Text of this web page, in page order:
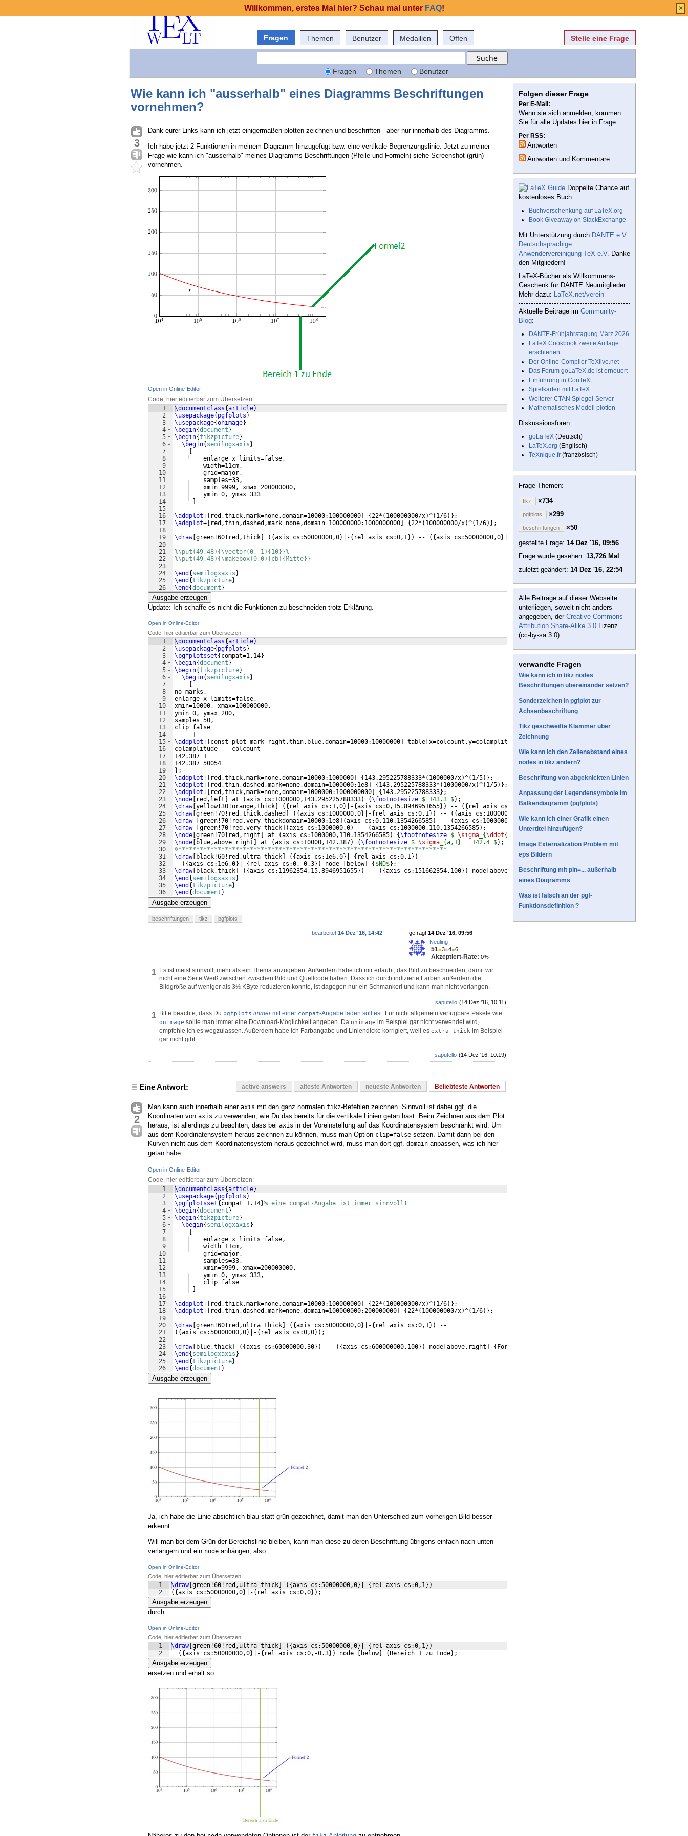
Fragen Themen Benutzer Medaillen Offen Stelle eine Frage
Fragen Themen Benutzer
Wie kann ich "ausserhalb" eines Diagramms Beschriftungen
vornehmen?
3
Dank eurer Links kann ich jetzt einigermaßen plotten zeichnen und beschriften - aber nur innerhalb des Diagramms.
Ich habe jetzt 2 Funktionen in meinem Diagramm hinzugefügt bzw. eine vertikale Begrenzungslinie. Jetzt zu meiner
Frage wie kann ich "ausserhalb" meines Diagramms Beschriftungen (Pfeile und Formeln) siehe Screenshot (grün)
vornehmen.
Open in Online-Editor
Code, hier editierbar zum Übersetzen:
1
2
3
4
5
6
7
8
9
10
11
12
13
14
15
16
17
18
19
20
21
22
23
24
25
26
\documentclass{article}
\usepackage{ pgfplots }
\usepackage{onimage}
\begin{document }
\begin{tikzpicture}
\begin{ semilogxaxis }
    enlarge x limits=false,
    width=11cm,
    grid=major,
    samples=33,
    xmin=9999, xmax=200000000,
    ymin=0, ymax=333
\addplot+ red,thick,mark=none,domain=10000:100000000 {22* ( 100000000/x)^( 1/6)} ;
\addplot+ red,thin,dashed,mark=none,domain=100000000:1000000000 {22* ( 100000000/x)^( 1/6)} ;
\draw[ green!60!red,thick ({axis cs:50000000,0} |-{ rel axis cs:0,1}) -- ({axis cs:50000000,0}
%\put(49,48){\vector(0,-1){10}}%
%\put(49,48){\makebox(0,0)[cb]{Mitte}}
\end { semilogxaxis }
\end {tikzpicture}
\end {document }
Ausgabe erzeugen
Update: Ich schaffe es nicht die Funktionen zu beschneiden trotz Erklärung.
Open in Online-Editor
Code, hier editierbar zum Übersetzen:
1
2
3
4
5
6
7
8
9
10
11
12
13
14
15
16
17
18
19
20
21
22
23
24
25
26
27
28
29
30
31
32
33
34
35
36
\documentclass{article}
\usepackage{ pgfplots }
\pgfplotsset{ compat=1.14}
\begin{document }
\begin{tikzpicture}
\begin{ semilogxaxis }
no marks,
enlarge x limits=false,
xmin=10000, xmax=100000000,
ymin=0, ymax=200,
samples=50,
clip=false
\addplot+ const plot mark right,thin,blue,domain=10000:10000000 table x=colcount,y=colamplitude
colamplitude    colcount
142.387 1
142.387 50054
} ;
\addplot+ red,thick,mark=none,domain=10000:1000000 { 143.295225788333* ( 1000000/x)^( 1/5)} ;
\addplot+ red,thin,dashed,mark=none,domain=1000000:1e8 { 143.295225788333* ( 1000000/x)^( 1/5)} ;
\addplot+ red,thick,mark=none,domain=1000000:1000000000 { 143.295225788333} ;
\node
red,left at (axis cs:1000000,143.295225788333) {\footnotesize $ 143.3 $} ;
\draw[ yellow!30!orange,thick ({ rel axis cs:1,0} |-{axis cs:0,15.8946951655}) -- ({ rel axis cs:0,0}|-{axis cs:0,15.8946951655
\draw[ green!70!red,thick,dashed ({axis cs:1000000,0} |-{ rel axis cs:0,1}) -- ({axis cs:1000000,0
\draw
green!70!red,very thickdomain=10000:1e8 (axis cs:0,110.1354266585) -- (axis cs:1000000,110.1354266585);
\draw
green!70!red,very thick (axis cs:1000000,0) -- (axis cs:1000000,110.1354266585) ;
\node green!70!red,right at (axis cs:1000000,110.1354266585) {\footnotesize $ \sigma _{\ddot{a}qu} = 110.1 $
\node
blue,above right at (axis cs:10000,142.387) {\footnotesize $ \sigma _{a,1} = 142.4 $} ;
%***************************************************************************
\draw[ black!60!red,ultra thick ({axis cs:1e6,0} |-{ rel axis cs:0,1})
--
({axis cs:1e6,0} |-{ rel axis cs:0,-0.3}) node below] { $ND$} ;
\draw[ black,thick ({axis cs:11962354,15.8946951655}) -- ({axis cs:151662354,100}) node above,right] {$\frac{$ \sigma_{WK}$}{jd}$
\end { semilogxaxis }
\end {tikzpicture}
\end {document }
Ausgabe erzeugen
beschriftungen tikz pgfplots
gefragt 14 Dez '16, 09:56
Neuling
51●3●4●6
Akzeptiert-Rate: 0%
bearbeitet 14 Dez '16, 14:42
1
Es ist meist sinnvoll, mehr als ein Thema anzugeben. Außerdem habe ich mir erlaubt, das Bild zu beschneiden, damit wir
nicht eine Seite Weiß zwischen zwischen Bild und Quellcode haben. Dass ich durch indizierte Farben außerdem die
Bildgröße auf weniger als 3½ KByte reduzieren konnte, ist dagegen nur ein Schmankerl und kann man nicht verlangen.
(14 Dez '16, 10:11)
saputello
1 Bitte beachte, dass Du pgfplots immermit einer compat-Angabe laden solltest. Für nicht allgemein verfügbare Pakete wie
onimage sollte man immer eine Download-Möglichkeit angeben. Da onimage im Beispiel gar nicht verwendet wird,
empfehle ich es wegzulassen. Außerdem habe ich Farbangabe und Liniendicke korrigiert, weil es extra thick im Beispiel
gar nicht gibt.
(14 Dez '16, 10:19)
saputello
Eine Antwort: active answers älteste Antworten neueste Antworten Beliebteste Antworten
2
Man kann auch innerhalb einer axis mit den ganz normalen tikz-Befehlen zeichnen. Sinnvoll ist dabei ggf. die
Koordinaten von axis zu verwenden, wie Du das bereits für die vertikale Linien getan hast. Beim Zeichnen aus dem Plot
heraus, ist allerdings zu beachten, dass bei axis in der Voreinstellung auf das Koordinatensystem beschränkt wird. Um
aus dem Koordinatensystem heraus zeichnen zu können, muss man Option clip=false setzen. Damit dann bei den
Kurven nicht aus dem Koordinatensystem heraus gezeichnet wird, muss man dort ggf. domain anpassen, was ich hier
getan habe:
Open in Online-Editor
Code, hier editierbar zum Übersetzen:
1
2
3
4
5
6
7
8
9
10
11
12
13
14
15
16
17
18
19
20
21
22
23
24
25
26
\documentclass{article}
\usepackage{ pgfplots }
\pgfplotsset{ compat=1.14}% eine compat-Angabe ist immer sinnvoll!
\begin{document }
\begin{tikzpicture}
\begin{ semilogxaxis }
    enlarge x limits=false,
    width=11cm,
    grid=major,
    samples=33,
    xmin=9999, xmax=200000000,
    ymin=0, ymax=333,
    clip=false
\addplot+ red,thick,mark=none,domain=10000:100000000 {22* ( 100000000/x)^( 1/6)} ;
\addplot+ red,thin,dashed,mark=none,domain=100000000:200000000 {22* ( 100000000/x)^( 1/6)} ;
\draw[ green!60!red,ultra thick ({axis cs:50000000,0} |-{ rel axis cs:0,1})
--
({axis cs:50000000,0} |-{ rel axis cs:0,0}) ;
\draw[ blue,thick ({axis cs:60000000,30}) -- ({axis cs:600000000,100}) node above,right { Formel 2
\end { semilogxaxis }
\end {tikzpicture}
\end {document }
Ausgabe erzeugen
Ja, ich habe die Linie absichtlich blau statt grün gezeichnet, damit man den Unterschied zum vorherigen Bild besser
erkennt.
Will man bei dem Grün der Bereichslinie bleiben, kann man diese zu deren Beschriftung übrigens einfach nach unten
verlängern und ein node anhängen, also
Open in Online-Editor
Code, hier editierbar zum Übersetzen:
1
2
\draw[ green!60!red,ultra thick ({axis cs:50000000,0} |-{ rel axis cs:0,1})
--
({axis cs:50000000,0} |-{ rel axis cs:0,0}) ;
Ausgabe erzeugen
durch
Open in Online-Editor
Code, hier editierbar zum Übersetzen:
1
2
\draw[ green!60!red,ultra thick ({axis cs:50000000,0} |-{ rel axis cs:0,1})
--
({axis cs:50000000,0} |-{ rel axis cs:0,-0.3}) node below] { Bereich 1 zu Ende} ;
Ausgabe erzeugen
ersetzen und erhält so:
Folgen dieser Frage
Per E-Mail:
Wenn sie sich anmelden, kommen
Sie für alle Updates hier in Frage
Per RSS:
Antworten
Antworten und Kommentare
Doppelte Chance auf
kostenloses Buch:
Buchverschenkung auf LaTeX.org
Book Giveaway on StackExchange
Mit Unterstützung durch DANTE e.V.:
Deutschsprachige
Anwendervereinigung TeX e.V. Danke
den Mitgliedern!
LaTeX-Bücher als Willkommens-
Geschenk für DANTE Neumitglieder.
Mehr dazu: LaTeX.net/verein
Aktuelle Beiträge im Community-
Blog:
DANTE-Frühjahrstagung März 2026
LaTeX Cookbook zweite Auflage
erschienen
Der Online-Compiler TeXlive.net
Das Forum goLaTeX.de ist erneuert
Einführung in ConTeXt
Spielkarten mit LaTeX
Weiterer CTAN Spiegel-Server
Mathematisches Modell plotten
Diskussionsforen:
goLaTeX (Deutsch)
LaTeX.org (Englisch)
TeXnique.fr (französisch)
Frage-Themen:
tikz ×734
pgfplots ×299
beschriftungen
×50
gestellte Frage: 14 Dez '16, 09:56
Frage wurde gesehen: 13,726 Mal
zuletzt geändert: 14 Dez '16, 22:54
Alle Beiträge auf dieser Webseite
unterliegen, soweit nicht anders
angegeben, der Creative Commons
Attribution Share-Alike 3.0 Lizenz
(cc-by-sa 3.0).
verwandte Fragen
Wie kann ich in tikz nodes
Beschriftungen übereinander setzen?
Sonderzeichen in pgfplot zur
Achsenbeschriftung
Tikz geschweifte Klammer über
Zeichnung
Wie kann ich den Zeilenabstand eines
nodes in tikz ändern?
Beschriftung von abgeknickten Linien
Anpassung der Legendensymbole im
Balkendiagramm (pgfplots)
Wie kann ich einer Grafik einen
Untertitel hinzufügen?
Image Externalization Problem mit
eps Bildern
Beschriftung mit pin=... außerhalb
eines Diagramms
Was ist falsch an der pgf-
Funktionsdefinition ?
Willkommen, erstes Mal hier? Schau mal unter FAQ! ×